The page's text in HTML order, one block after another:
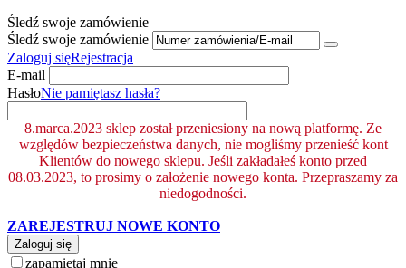
Śledź swoje zamówienie
Śledź swoje zamówienie
Zaloguj sięRejestracja
E-mail
HasłoNie pamiętasz hasła?
8.marca.2023 sklep został przeniesiony na nową platformę. Ze
względów bezpieczeństwa danych, nie mogliśmy przenieść kont
Klientów do nowego sklepu. Jeśli zakładałeś konto przed
08.03.2023, to prosimy o założenie nowego konta. Przepraszamy za
niedogodności.
ZAREJESTRUJ NOWE KONTO
Zaloguj się
zapamiętaj mnie